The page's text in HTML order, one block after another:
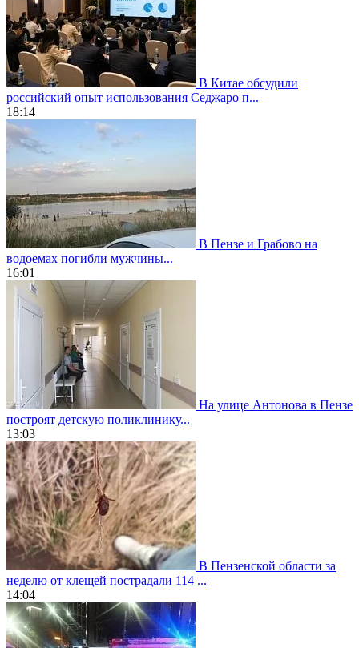
В Китае обсудили
российский опыт использования Седжаро п...
18:14
В Пензе и Грабово на
водоемах погибли мужчины...
16:01
На улице Антонова в Пензе
построят детскую поликлинику...
13:03
В Пензенской области за
неделю от клещей пострадали 114 ...
14:04